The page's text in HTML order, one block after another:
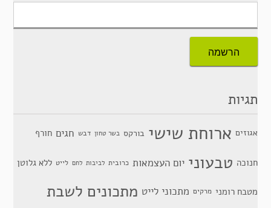
תגיות
אגוזים ארוחת שישי בורקס בשר טחון דבש חגים חורף
חנוכה טבעוני יום העצמאות כרובית לביבות לחם לייט ללא גלוטן
מטבח רומני מרקים מתכוני לייט מתכונים לשבת